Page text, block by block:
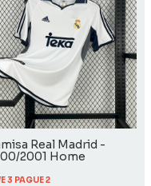
Real Madrid -
2001 Home
3 PAGUE 2